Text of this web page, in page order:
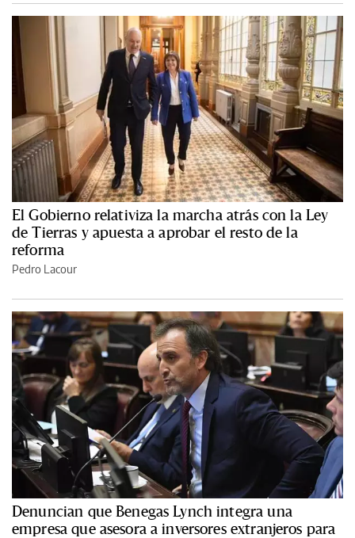
El Gobierno relativiza la marcha atrás con la Ley
de Tierras y apuesta a aprobar el resto de la
reforma
Pedro Lacour
Denuncian que Benegas Lynch integra una
empresa que asesora a inversores extranjeros para